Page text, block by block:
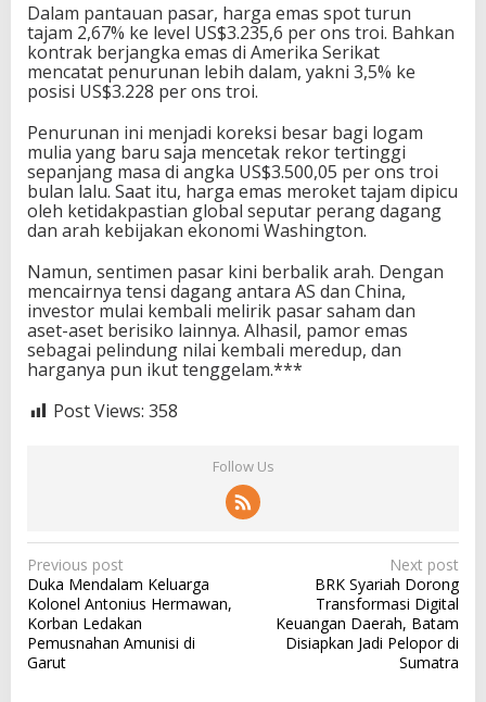
Dalam pantauan pasar, harga emas spot turun
tajam 2,67% ke level US$3.235,6 per ons troi. Bahkan
kontrak berjangka emas di Amerika Serikat
mencatat penurunan lebih dalam, yakni 3,5% ke
posisi US$3.228 per ons troi.
Penurunan ini menjadi koreksi besar bagi logam
mulia yang baru saja mencetak rekor tertinggi
sepanjang masa di angka US$3.500,05 per ons troi
bulan lalu. Saat itu, harga emas meroket tajam dipicu
oleh ketidakpastian global seputar perang dagang
dan arah kebijakan ekonomi Washington.
Namun, sentimen pasar kini berbalik arah. Dengan
mencairnya tensi dagang antara AS dan China,
investor mulai kembali melirik pasar saham dan
aset-aset berisiko lainnya. Alhasil, pamor emas
sebagai pelindung nilai kembali meredup, dan
harganya pun ikut tenggelam.***
Post Views: 358
Follow Us
P
o
s
t
Previous post
Duka Mendalam Keluarga
Kolonel Antonius Hermawan,
Korban Ledakan
Pemusnahan Amunisi di
Garut
Next post
BRK Syariah Dorong
Transformasi Digital
Keuangan Daerah, Batam
Disiapkan Jadi Pelopor di
Sumatra